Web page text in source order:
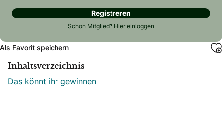
Registreren
Schon Mitglied? Hier einloggen
Als Favorit speichern
Inhaltsverzeichnis
Das könnt ihr gewinnen